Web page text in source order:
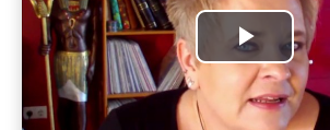
Play
Video